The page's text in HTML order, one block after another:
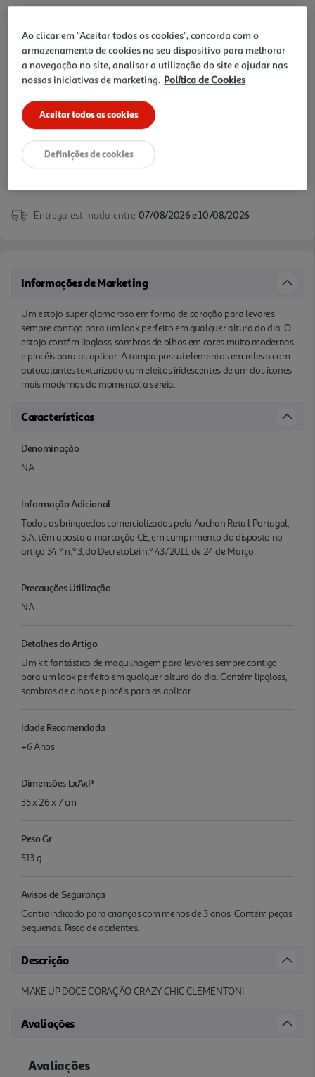
lipgloss, sombras de olhos em cores muito
elementos em relevo com autocolantes texturizado
com efeitos iridescentes de um dos ícones mais
modernos do momento: a sereia.
19,99 €
Notas de preparação
Entrega estimada entre 07/08/2026 e 10/08/2026
Informações de Marketing
Um estojo super glamoroso em forma de coração para levares
sempre contigo para um look perfeito em qualquer altura do dia. O
estojo contém lipgloss, sombras de olhos em cores muito modernas
e pincéis para as aplicar. A tampa possui elementos em relevo com
autocolantes texturizado com efeitos iridescentes de um dos ícones
mais modernos do momento: a sereia.
Características
Denominação
NA
Informação Adicional
Todos os brinquedos comercializados pela Auchan Retail Portugal,
S.A. têm aposta a marcação CE, em cumprimento do disposto no
artigo 34.º, n.º 3, do DecretoLei n.º 43/2011, de 24 de Março.
Precauções Utilização
NA
Detalhes do Artigo
Um kit fantástico de maquilhagem para levares sempre contigo
para um look perfeito em qualquer altura do dia. Contém lipgloss,
sombras de olhos e pincéis para as aplicar.
Idade Recomendada
+6 Anos
Dimensões LxAxP
35 x 26 x 7 cm
Peso Gr
513 g
Avisos de Segurança
Contraindicado para crianças com menos de 3 anos. Contém peças
pequenas. Risco de acidentes.
Descrição
MAKE UP DOCE CORAÇÃO CRAZY CHIC CLEMENTONI
Avaliações
Ao clicar em "Aceitar todos os cookies", concorda com o
armazenamento de cookies no seu dispositivo para melhorar
a navegação no site, analisar a utilização do site e ajudar nas
nossas iniciativas de marketing. Política de Cookies
Aceitar todos os cookies
Definições de cookies